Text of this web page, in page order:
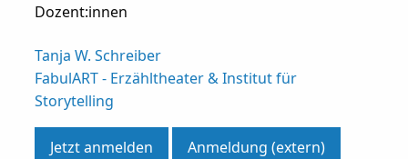
Dozent:innen
Tanja W. Schreiber
FabulART - Erzähltheater & Institut für
Storytelling
Jetzt anmelden Anmeldung (extern)